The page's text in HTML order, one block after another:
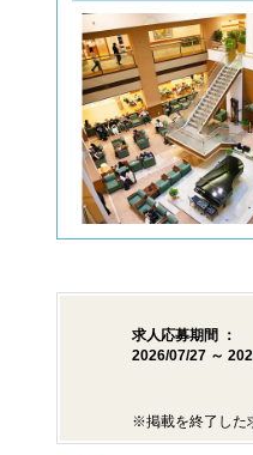
求人応募期間 ：
2026/07/27 ～
※掲載を終了した